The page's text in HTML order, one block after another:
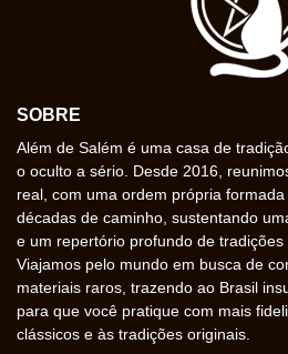
SOBRE
Além de Salém é uma casa de
o oculto a sério. Desde 2016,
real, com uma ordem própria
décadas de caminho, sustentando
e um repertório profundo de tradições
Viajamos pelo mundo em busca de
materiais raros, trazendo ao Brasil
para que você pratique com mais
clássicos e às tradições originais.